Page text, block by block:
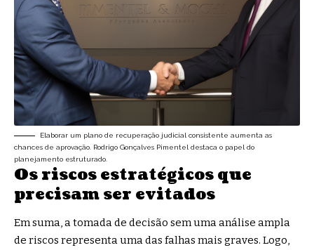
Elaborar um plano de recuperação judicial consistente aumenta as
chances de aprovação. Rodrigo Gonçalves Pimentel destaca o papel do
planejamento estruturado.
Os riscos estratégicos que
precisam ser evitados
Em suma, a tomada de decisão sem uma análise ampla
de riscos representa uma das falhas mais graves. Logo,